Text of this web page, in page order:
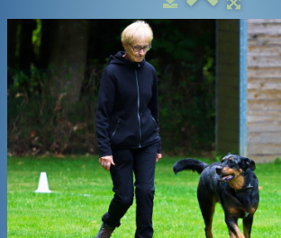
OBEISSANCE
AGENDA
ADRESSE